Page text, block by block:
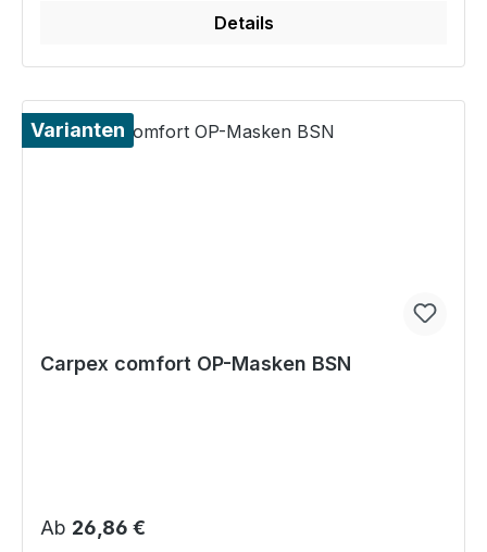
Details
Varianten
Carpex comfort OP-Masken BSN
Regulärer Preis:
Ab 26,86 €